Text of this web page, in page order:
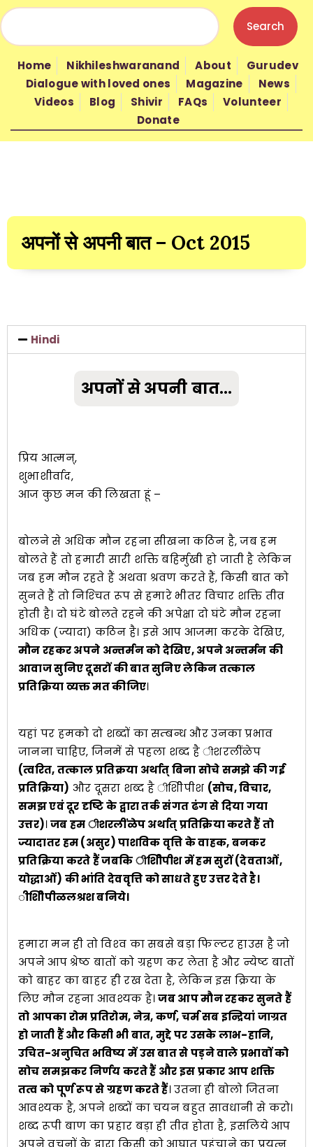
Home Nikhileshwaranand About
Gurudev
Dialogue with loved ones
Magazine
News
Videos
Blog Shivir FAQs
Volunteer
Donate
HOME
NIKHILESHWARANAND
GURUDEV
SHIVIR
अपनों से अपनी बात – Oct 2015
Hindi
अपनों से अपनी बात…
प्रिय आत्मन्,
शुभाशीर्वाद,
आज कुछ मन की लिखता हूं –
बोलने से अधिक मौन रहना सीखना कठिन है, जब हम
बोलते हैं तो हमारी सारी शक्ति बहिर्मुखी हो जाती है लेकिन
जब हम मौन रहते हैं अथवा श्रवण करते हैं, किसी बात को
सुनते हैं तो निश्‍चित रूप से हमारे भीतर विचार शक्ति तीव्र
होती है। दो घंटे बोलते रहने की अपेक्षा दो घंटे मौन रहना
अधिक (ज्यादा) कठिन है। इसे आप आजमा करके देखिए,
मौन रहकर अपने अन्तर्मन को देखिए, अपने अन्तर्मन की
आवाज सुनिए दूसरों की बात सुनिए लेकिन तत्काल
प्रतिक्रिया व्यक्त मत कीजिए।
यहां पर हमको दो शब्दों का सम्बन्ध और उनका प्रभाव
जानना चाहिए, जिनमें से पहला शब्द है ीशरलींळेप
(त्वरित, तत्काल प्रतिक्रया अर्थात् बिना सोचे समझे की गई
प्रतिक्रिया) और दूसरा शब्द है ीशीिेपीश (सोच, विचार,
समझ एवं दूर दृष्टि के द्वारा तर्क संगत ढंग से दिया गया
उत्तर)।जब हम ीशरलींळेप अर्थात् प्रतिक्रिया करते हैं तो
ज्यादातर हम (असुर) पाशविक वृत्ति के वाहक, बनकर
प्रतिक्रिया करते हैं जबकि ीशीिेपीश में हम सुरों (देवताओं,
योद्धाओं) की भांति देववृत्ति को साधते हुए उत्तर देते है।
ीशीिेपीळलश्रश बनिये।
हमारा मन ही तो विश्‍व का सबसे बड़ा फिल्टर हाउस है जो
अपने आप श्रेष्ठ बातों को ग्रहण कर लेता है और न्येष्ट बातों
को बाहर का बाहर ही रख देता है, लेकिन इस क्रिया के
लिए मौन रहना आवश्यक है।जब आप मौन रहकर सुनते हैं
तो आपका रोम प्रतिरोम, नेत्र, कर्ण, चर्म सब इन्द्रियां जाग्रत
हो जाती हैं और किसी भी बात, मुद्दे पर उसके लाभ-हानि,
उचित-अनुचित भविष्य में उस बात से पड़ने वाले प्रभावों को
सोच समझकर निर्णय करते हैं और इस प्रकार आप शक्ति
तत्व को पूर्ण रूप से ग्रहण करते हैं। उतना ही बोलो जितना
आवश्यक है, अपने शब्दों का चयन बहुत सावधानी से करो।
शब्द रूपी बाण का प्रहार बड़ा ही तीव्र होता है, इसलिये आप
अपने वचनों के द्वारा किसी को आघात पहुंचाने का प्रयत्न